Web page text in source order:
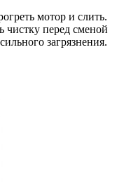
мотор и слить.
чистку перед сменой
загрязнения.